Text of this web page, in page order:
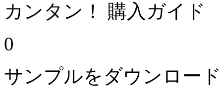
カンタン！ 購入ガイド
0
サンプルをダウンロー